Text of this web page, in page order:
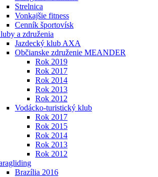
Strelnica
Vonkajšie fitness
Cenník športovísk
a združenia
Jazdecký klub AXA
Občianske združenie MEANDER
Rok 2019
Rok 2017
Rok 2014
Rok 2013
Rok 2012
Vodácko-turistický klub
Rok 2017
Rok 2015
Rok 2014
Rok 2013
Rok 2012
Brazília 2016